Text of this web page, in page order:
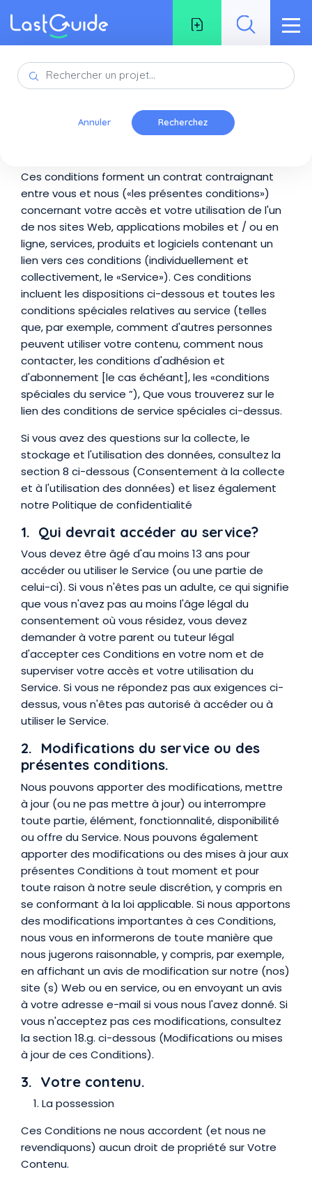
Annuler
Fil d'Ariane
Conditions d'utilisation
Ces conditions forment un contrat contraignant
entre vous et nous («les présentes conditions»)
concernant votre accès et votre utilisation de l'un
de nos sites Web, applications mobiles et / ou en
ligne, services, produits et logiciels contenant un
lien vers ces conditions (individuellement et
collectivement, le «Service»). Ces conditions
incluent les dispositions ci-dessous et toutes les
conditions spéciales relatives au service (telles
que, par exemple, comment d'autres personnes
peuvent utiliser votre contenu, comment nous
contacter, les conditions d'adhésion et
d'abonnement [le cas échéant], les «conditions
spéciales du service ”), Que vous trouverez sur le
lien des conditions de service spéciales ci-dessus.
Si vous avez des questions sur la collecte, le
stockage et l'utilisation des données, consultez la
section 8 ci-dessous (Consentement à la collecte
et à l'utilisation des données) et lisez également
notre Politique de confidentialité
1. Qui devrait accéder au service?
Vous devez être âgé d'au moins 13 ans pour
accéder ou utiliser le Service (ou une partie de
celui-ci). Si vous n'êtes pas un adulte, ce qui signifie
que vous n'avez pas au moins l'âge légal du
consentement où vous résidez, vous devez
demander à votre parent ou tuteur légal
d'accepter ces Conditions en votre nom et de
superviser votre accès et votre utilisation du
Service. Si vous ne répondez pas aux exigences ci-
dessus, vous n'êtes pas autorisé à accéder ou à
utiliser le Service.
2. Modifications du service ou des
présentes conditions.
Nous pouvons apporter des modifications, mettre
à jour (ou ne pas mettre à jour) ou interrompre
toute partie, élément, fonctionnalité, disponibilité
ou offre du Service. Nous pouvons également
apporter des modifications ou des mises à jour aux
présentes Conditions à tout moment et pour
toute raison à notre seule discrétion, y compris en
se conformant à la loi applicable. Si nous apportons
des modifications importantes à ces Conditions,
nous vous en informerons de toute manière que
nous jugerons raisonnable, y compris, par exemple,
en affichant un avis de modification sur notre (nos)
site (s) Web ou en service, ou en envoyant un avis
à votre adresse e-mail si vous nous l'avez donné. Si
vous n'acceptez pas ces modifications, consultez
la section 18.g. ci-dessous (Modifications ou mises
à jour de ces Conditions).
3. Votre contenu.
La possession
Ces Conditions ne nous accordent (et nous ne
revendiquons) aucun droit de propriété sur Votre
Contenu.